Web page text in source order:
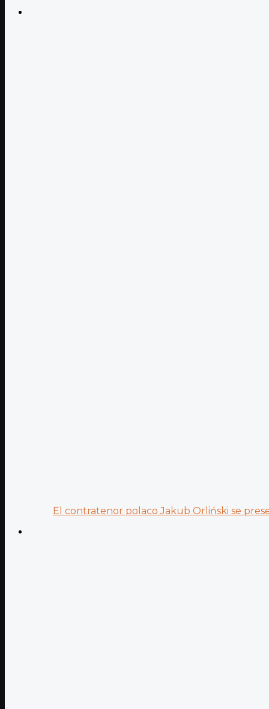
El contratenor polaco Jakub Orliński se